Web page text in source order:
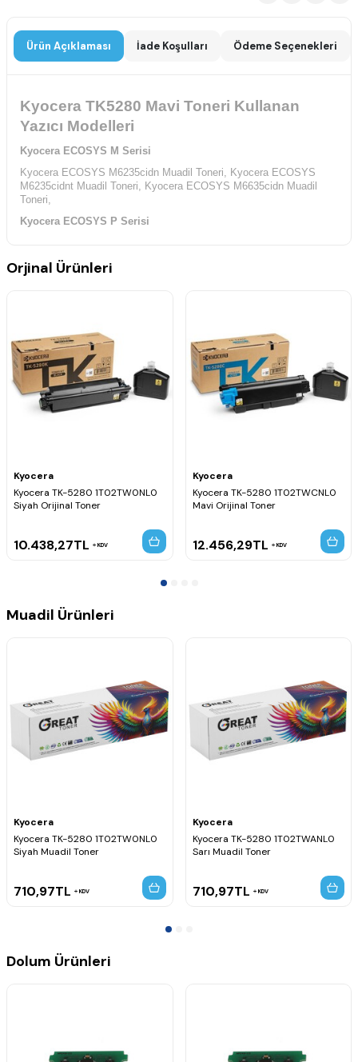
Ürün Açıklaması İade Koşulları Ödeme Seçenekleri
Kyocera TK5280 Mavi Toneri Kullanan
Yazıcı Modelleri
Kyocera ECOSYS M Serisi
Kyocera ECOSYS M6235cidn Muadil Toneri, Kyocera ECOSYS
M6235cidnt Muadil Toneri, Kyocera ECOSYS M6635cidn Muadil
Toneri,
Kyocera ECOSYS P Serisi
Orjinal Ürünleri
Kyocera
Kyocera TK-5280 1T02TW0NL0
Siyah Orijinal Toner
10.438,27TL KDV
Kyocera
Kyocera TK-5280 1T02TWCNL0
Mavi Orijinal Toner
12.456,29TL KDV
Muadil Ürünleri
Kyocera
Kyocera TK-5280 1T02TW0NL0
Siyah Muadil Toner
710,97TL KDV
Kyocera
Kyocera TK-5280 1T02TWANL0
Sarı Muadil Toner
710,97TL KDV
Dolum Ürünleri